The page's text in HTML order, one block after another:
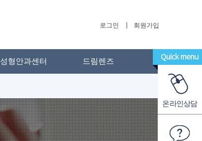
로그인 회원가입
성형안과센터 드림렌즈
온라인상담